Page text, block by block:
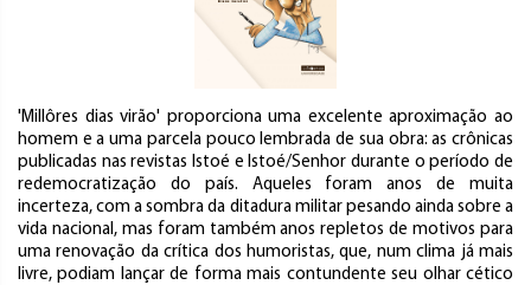
'Millôres dias virão' proporciona uma excelente aproximação ao
homem e a uma parcela pouco lembrada de sua obra: as crônicas
publicadas nas revistas Istoé e Istoé/Senhor durante o período de
redemocratização do país. Aqueles foram anos de muita
incerteza, com a sombra da ditadura militar pesando ainda sobre a
vida nacional, mas foram também anos repletos de motivos para
uma renovação da crítica dos humoristas, que, num clima já mais
livre, podiam lançar de forma mais contundente seu olhar cético